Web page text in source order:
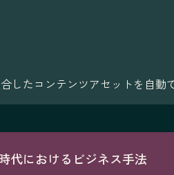
したコンテンツアセットを自動
代におけるビジネス手法